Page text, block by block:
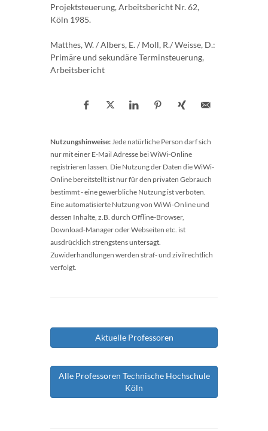
Projektsteuerung, Arbeitsbericht Nr. 62,
Köln 1985.
Matthes, W. / Albers, E. / Moll, R./ Weisse, D.:
Primäre und sekundäre Terminsteuerung,
Arbeitsbericht
Nutzungshinweise:Jede natürliche Person darf sich
nur mit einer E-Mail Adresse bei WiWi-Online
registrieren lassen. Die Nutzung der Daten die WiWi-
Online bereitstellt ist nur für den privaten Gebrauch
bestimmt - eine gewerbliche Nutzung ist verboten.
Eine automatisierte Nutzung von WiWi-Online und
dessen Inhalte, z.B. durch Offline-Browser,
Download-Manager oder Webseiten etc. ist
ausdrücklich strengstens untersagt.
Zuwiderhandlungen werden straf- und zivilrechtlich
verfolgt.
Aktuelle Professoren
Alle Professoren Technische Hochschule
Köln